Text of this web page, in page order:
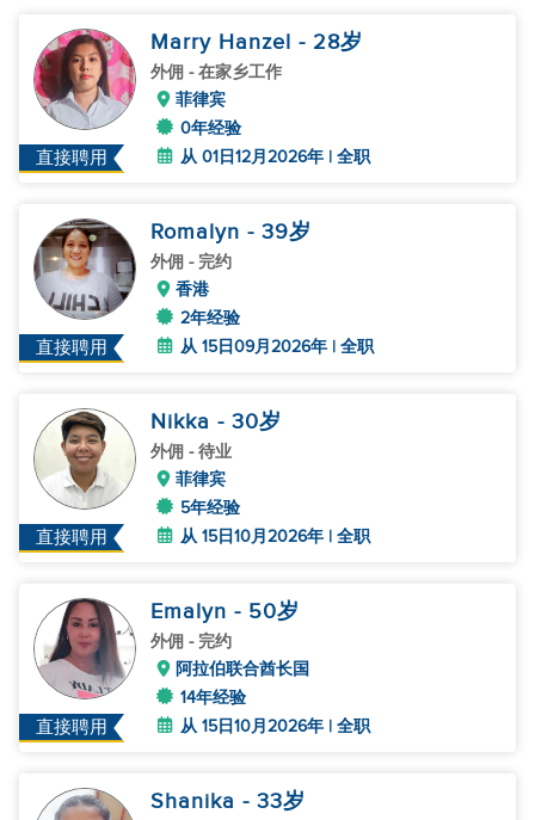
直接聘用
Marry Hanzel - 28岁
外佣 - 在家乡工作
菲律宾
0年经验
从 01日12月2026年 | 全职
直接聘用
Romalyn - 39岁
外佣 - 完约
香港
2年经验
从 15日09月2026年 | 全职
直接聘用
Nikka - 30岁
外佣 - 待业
菲律宾
5年经验
从 15日10月2026年 | 全职
直接聘用
Emalyn - 50岁
外佣 - 完约
阿拉伯联合酋长国
14年经验
从 15日10月2026年 | 全职
Shanika - 33岁